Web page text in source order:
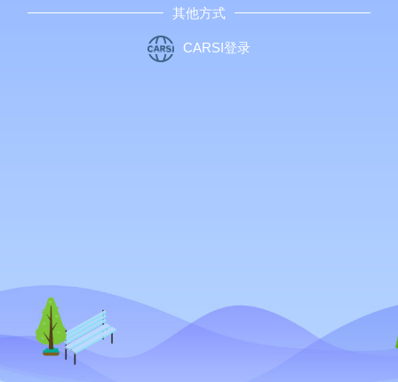
其他方式
CARSI登录